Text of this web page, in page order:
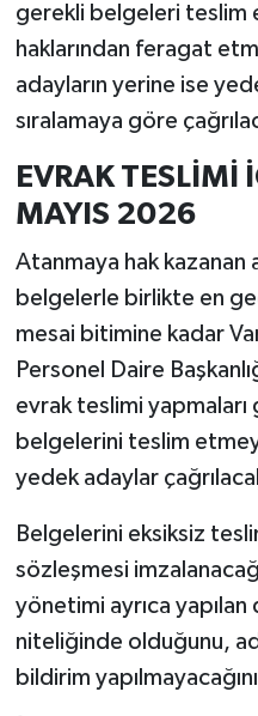
gerekli belgeleri teslim
haklarından feragat
adayların yerine ise
sıralamaya göre
EVRAK TESLİMİ
MAYIS 2026
Atanmaya hak kazanan
belgelerle birlikte en
mesai bitimine kadar
Personel Daire
evrak teslimi
belgelerini teslim
yedek adaylar
Belgelerini eksiksiz
sözleşmesi
yönetimi ayrıca
niteliğinde olduğunu,
bildirim